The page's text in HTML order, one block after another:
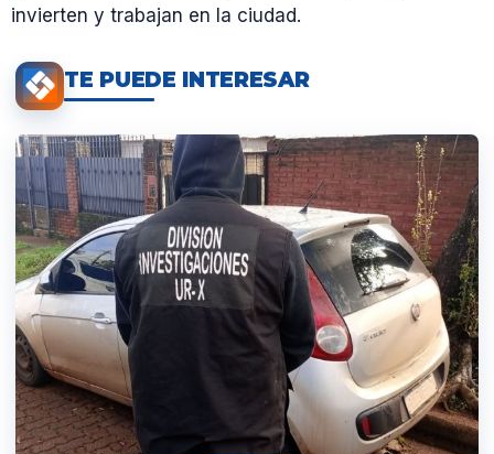
invierten y trabajan en la ciudad.
TE PUEDE INTERESAR